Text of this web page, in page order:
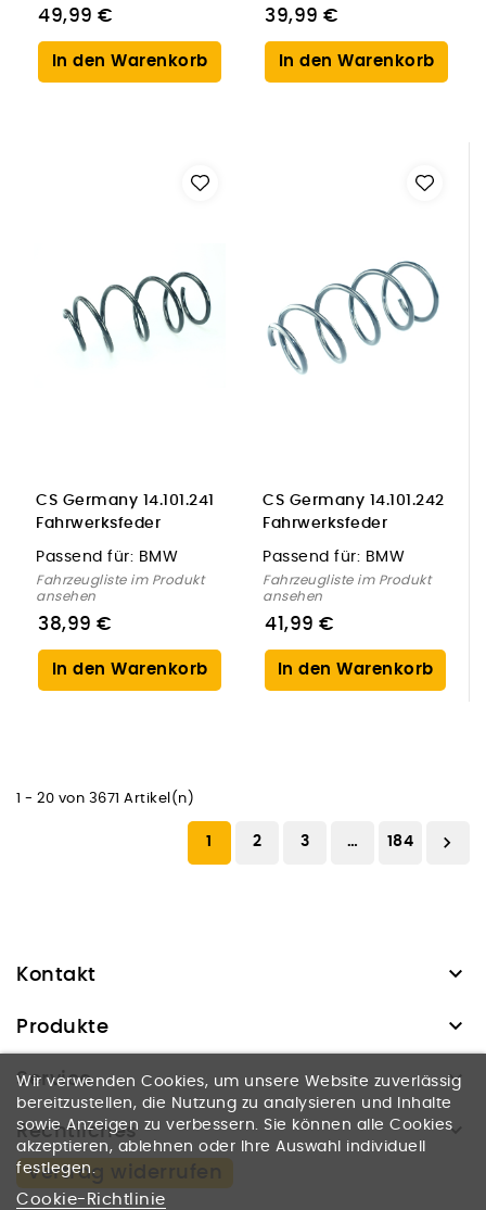
49,99 €
In den Warenkorb
39,99 €
In den Warenkorb
CS Germany 14.101.241
Fahrwerksfeder
Vorderachse für BMW
Passend für: BMW
Fahrzeugliste im Produkt
ansehen
38,99 €
In den Warenkorb
CS Germany 14.101.242
Fahrwerksfeder
Vorderachse für BMW
Passend für: BMW
Fahrzeugliste im Produkt
ansehen
41,99 €
In den Warenkorb
1 - 20 von 3671 Artikel(n)
1 2 3 … 184 
Kontakt 
Produkte 
Service 
Rechtliches 
Vertrag widerrufen
Wir verwenden Cookies, um unsere Website zuverlässig
bereitzustellen, die Nutzung zu analysieren und Inhalte
sowie Anzeigen zu verbessern. Sie können alle Cookies
akzeptieren, ablehnen oder Ihre Auswahl individuell
festlegen.
Cookie-Richtlinie